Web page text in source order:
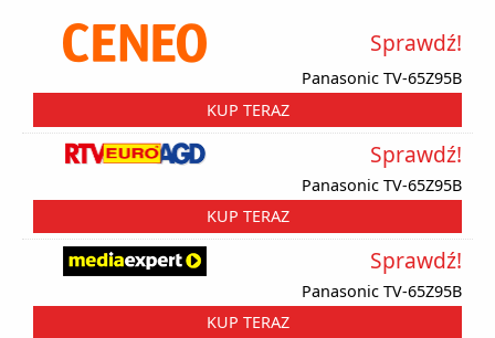
Panasonic TV-65Z95B
Sprawdź!
KUP TERAZ
Panasonic TV-65Z95B
Sprawdź!
KUP TERAZ
Panasonic TV-65Z95B
Sprawdź!
KUP TERAZ